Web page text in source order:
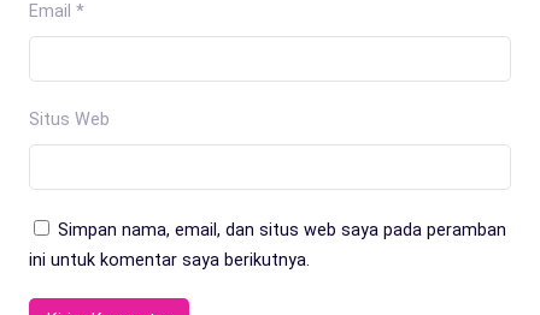
Email *
Situs Web
Simpan nama, email, dan situs web saya pada peramban
ini untuk komentar saya berikutnya.